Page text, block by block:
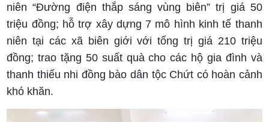
niên “Đường điện thắp sáng vùng biên” trị giá 50
triệu đồng; hỗ trợ xây dựng 7 mô hình kinh tế thanh
niên tại các xã biên giới với tổng trị giá 210 triệu
đồng; trao tặng 50 suất quà cho các hộ gia đình và
thanh thiếu nhi đồng bào dân tộc Chứt có hoàn cảnh
khó khăn.